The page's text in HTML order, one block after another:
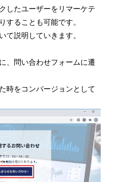
したユーザーをリマーケテ
することも可能です。
て説明していきます。
、問い合わせフォームに遷
時をコンバージョンとして